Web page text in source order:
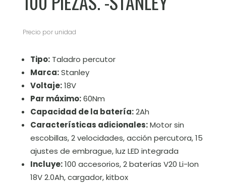
Precio por unidad
Tipo:Taladro percutor
Marca:Stanley
Voltaje:18V
Par máximo:60Nm
Capacidad de la batería:2Ah
Características adicionales:Motor sin
escobillas, 2 velocidades, acción percutora, 15
ajustes de embrague, luz LED integrada
Incluye:100 accesorios, 2 baterías V20 Li-Ion
18V 2.0Ah, cargador, kitbox